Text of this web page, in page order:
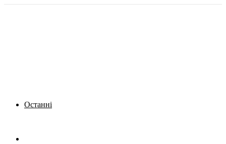
Останні